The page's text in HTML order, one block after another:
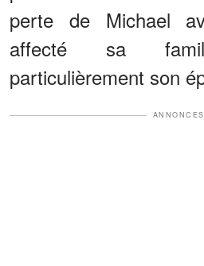
perte de Michael
affecté sa
particulièrement son
ANNONCES